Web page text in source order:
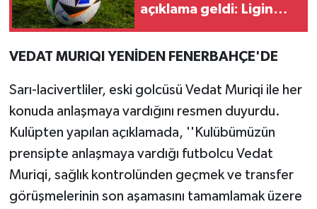
açıklama geldi: Ligin
VEDAT MURIQI YENİDEN FENERBAHÇE'DE
Sarı-lacivertliler, eski golcüsü Vedat Muriqi ile her
konuda anlaşmaya vardığını resmen duyurdu.
Kulüpten yapılan açıklamada, ''Kulübümüzün
prensipte anlaşmaya vardığı futbolcu Vedat
Muriqi, sağlık kontrolünden geçmek ve transfer
görüşmelerinin son aşamasını tamamlamak üzere